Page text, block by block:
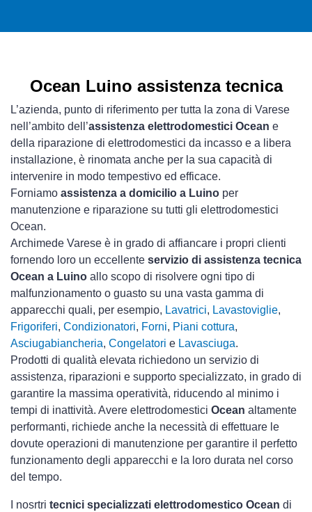
Ocean Luino assistenza tecnica
L’azienda, punto di riferimento per tutta la zona di Varese
nell’ambito dell’assistenza elettrodomestici Ocean e
della riparazione di elettrodomestici da incasso e a libera
installazione, è rinomata anche per la sua capacità di
intervenire in modo tempestivo ed efficace.
Forniamo assistenza a domicilio a Luino per
manutenzione e riparazione su tutti gli elettrodomestici
Ocean.
Archimede Varese è in grado di affiancare i propri clienti
fornendo loro un eccellente servizio di assistenza tecnica
Ocean a Luino allo scopo di risolvere ogni tipo di
malfunzionamento o guasto su una vasta gamma di
apparecchi quali, per esempio, Lavatrici, Lavastoviglie,
Frigoriferi, Condizionatori, Forni, Piani cottura,
Asciugabiancheria, Congelatori e Lavasciuga.
Prodotti di qualità elevata richiedono un servizio di
assistenza, riparazioni e supporto specializzato, in grado di
garantire la massima operatività, riducendo al minimo i
tempi di inattività. Avere elettrodomestici Ocean altamente
performanti, richiede anche la necessità di effettuare le
dovute operazioni di manutenzione per garantire il perfetto
funzionamento degli apparecchi e la loro durata nel corso
del tempo.
I nosrtri tecnici specializzati elettrodomestico Ocean di